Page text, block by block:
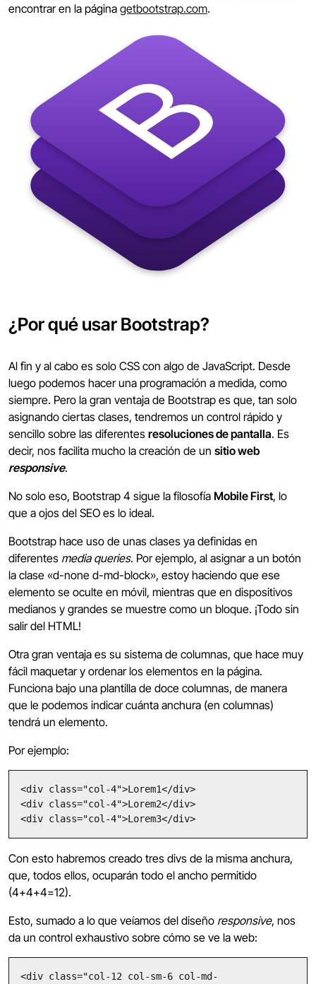
encontrar en la página getbootstrap.com.
¿Por qué usar Bootstrap?
Al fin y al cabo es solo CSS con algo de JavaScript. Desde
luego podemos hacer una programación a medida, como
siempre. Pero la gran ventaja de Bootstrap es que, tan solo
asignando ciertas clases, tendremos un control rápido y
sencillo sobre las diferentes resoluciones de pantalla. Es
decir, nos facilita mucho la creación de un sitio web
responsive.
No solo eso, Bootstrap 4 sigue la filosofía Mobile First, lo
que a ojos del SEO es lo ideal.
Bootstrap hace uso de unas clases ya definidas en
diferentes media queries. Por ejemplo, al asignar a un botón
la clase «d-none d-md-block», estoy haciendo que ese
elemento se oculte en móvil, mientras que en dispositivos
medianos y grandes se muestre como un bloque. ¡Todo sin
salir del HTML!
Otra gran ventaja es su sistema de columnas, que hace muy
fácil maquetar y ordenar los elementos en la página.
Funciona bajo una plantilla de doce columnas, de manera
que le podemos indicar cuánta anchura (en columnas)
tendrá un elemento.
Por ejemplo:
<div class="col-4">Lorem1</div>
<div class="col-4">Lorem2</div>
<div class="col-4">Lorem3</div>
Con esto habremos creado tres divs de la misma anchura,
que, todos ellos, ocuparán todo el ancho permitido
(4+4+4=12).
Esto, sumado a lo que veíamos del diseño responsive, nos
da un control exhaustivo sobre cómo se ve la web:
<div class="col-12 col-sm-6 col-md-